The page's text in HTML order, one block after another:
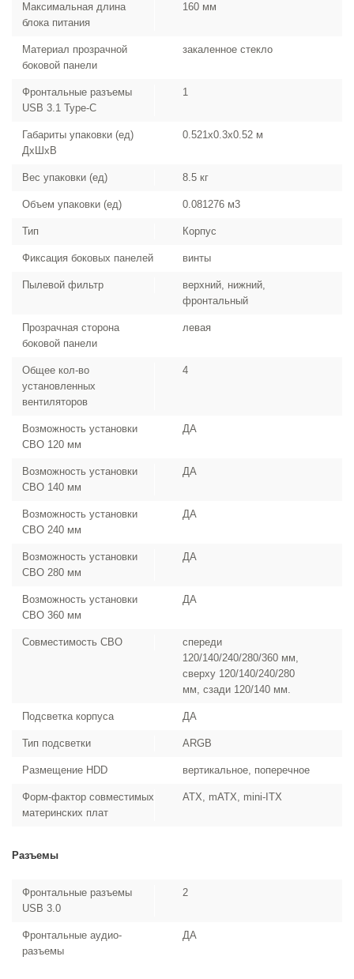
Максимальная длина
блока питания
160 мм
Материал прозрачной
боковой панели
закаленное стекло
Фронтальные разъемы
USB 3.1 Type-C
1
Габариты упаковки (ед)
ДхШхВ
0.521x0.3x0.52 м
Вес упаковки (ед) 8.5 кг
Объем упаковки (ед) 0.081276 м3
Тип Корпус
Фиксация боковых панелей винты
Пылевой фильтр
верхний, нижний,
фронтальный
Прозрачная сторона
боковой панели
левая
Общее кол-во
установленных
вентиляторов
4
Возможность установки
СВО 120 мм
ДА
Возможность установки
СВО 140 мм
ДА
Возможность установки
СВО 240 мм
ДА
Возможность установки
СВО 280 мм
ДА
Возможность установки
СВО 360 мм
ДА
Совместимость СВО
спереди
120/140/240/280/360 мм,
сверху 120/140/240/280
мм, сзади 120/140 мм.
Подсветка корпуса ДА
Тип подсветки ARGB
Размещение HDD вертикальное, поперечное
Форм-фактор совместимых
материнских плат
ATX, mATX, mini-ITX
Разъемы
Фронтальные разъемы
USB 3.0
2
Фронтальные аудио-
разъемы
ДА